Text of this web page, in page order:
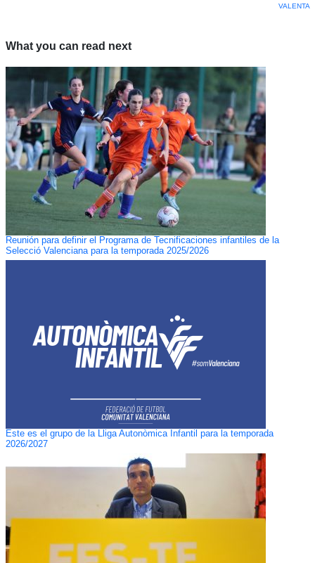
VALENTA
What you can read next
Reunión para definir el Programa de Tecnificaciones infantiles de la
Selecció Valenciana para la temporada 2025/2026
Este es el grupo de la Lliga Autonòmica Infantil para la temporada
2026/2027